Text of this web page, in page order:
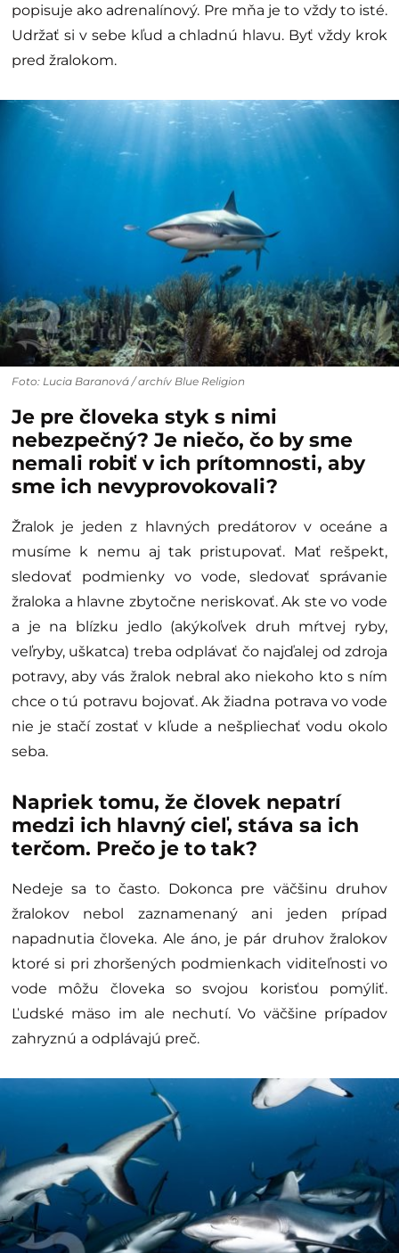
popisuje ako adrenalínový. Pre mňa je to vždy to isté.
Udržať si v sebe kľud a chladnú hlavu. Byť vždy krok
pred žralokom.
Foto: Lucia Baranová / archív Blue Religion
Je pre človeka styk s nimi
nebezpečný? Je niečo, čo by sme
nemali robiť v ich prítomnosti, aby
sme ich nevyprovokovali?
Žralok je jeden z hlavných predátorov v oceáne a
musíme k nemu aj tak pristupovať. Mať rešpekt,
sledovať podmienky vo vode, sledovať správanie
žraloka a hlavne zbytočne neriskovať. Ak ste vo vode
a je na blízku jedlo (akýkoľvek druh mŕtvej ryby,
veľryby, uškatca) treba odplávať čo najďalej od zdroja
potravy, aby vás žralok nebral ako niekoho kto s ním
chce o tú potravu bojovať. Ak žiadna potrava vo vode
nie je stačí zostať v kľude a nešpliechať vodu okolo
seba.
Napriek tomu, že človek nepatrí
medzi ich hlavný cieľ, stáva sa ich
terčom. Prečo je to tak?
Nedeje sa to často. Dokonca pre väčšinu druhov
žralokov nebol zaznamenaný ani jeden prípad
napadnutia človeka. Ale áno, je pár druhov žralokov
ktoré si pri zhoršených podmienkach viditeľnosti vo
vode môžu človeka so svojou korisťou pomýliť.
Ľudské mäso im ale nechutí. Vo väčšine prípadov
zahryznú a odplávajú preč.